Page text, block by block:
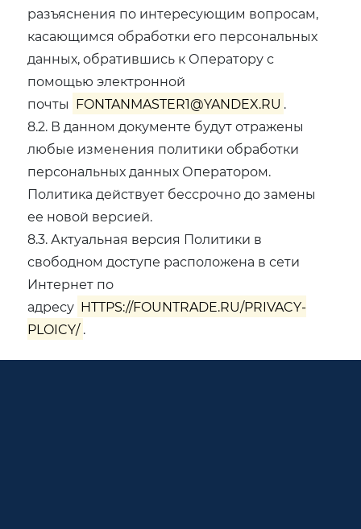
разъяснения по интересующим вопросам,
касающимся обработки его персональных
данных, обратившись к Оператору с
помощью электронной
почты FONTANMASTER1@YANDEX.RU .
8.2. В данном документе будут отражены
любые изменения политики обработки
персональных данных Оператором.
Политика действует бессрочно до замены
ее новой версией.
8.3. Актуальная версия Политики в
свободном доступе расположена в сети
Интернет по
адресу HTTPS://FOUNTRADE.RU/PRIVACY-
PLOICY/ .